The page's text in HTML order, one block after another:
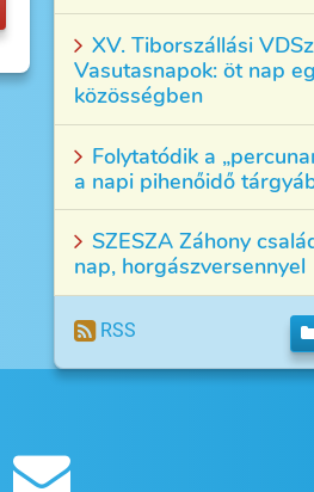
XV. Tiborszállási
Vasutasnapok: öt nap
közösségben
Folytatódik a
a napi pihenőidő
SZESZA Záhony
nap, horgászversennyel
RSS